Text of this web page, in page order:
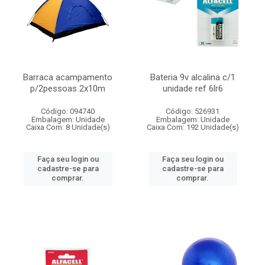
Barraca acampamento
p/2pessoas 2x10m
Código: 094740
Embalagem: Unidade
Caixa Com: 8 Unidade(s)
Faça seu login ou
cadastre-se para
comprar.
Bateria 9v alcalina c/1
unidade ref 6lr6
Código: 526931
Embalagem: Unidade
Caixa Com: 192 Unidade(s)
Faça seu login ou
cadastre-se para
comprar.